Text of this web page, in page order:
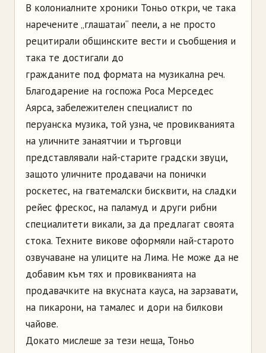
В колониалните хроники Тоньо откри, че така
наречените „глашатаи“ пеели, а не просто
рецитирали общинските вести и съобщения и
така те достигали до
гражданите под формата на музикална реч.
Благодарение на госпожа Роса Мерседес
Аярса, забележителен специалист по
перуанска музика, той узна, че провикванията
на уличните занаятчии и търговци
представлявали най-старите градски звуци,
защото уличните продавачи на понички
роскетес, на гватемалски бисквити, на сладки
рейес фрескос, на паламуд и други рибни
специалитети викали, за да предлагат своята
стока. Техните викове оформяли най-старото
озвучаване на улиците на Лима. Не може да не
добавим към тях и провикванията на
продавачките на вкусната кауса, на зарзавати,
на пикарони, на тамалес и дори на билкови
чайове.
Докато мислеше за тези неща, Тоньо